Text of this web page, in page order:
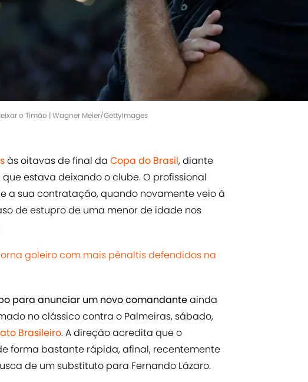
o Timão | Wagner Meier/GettyImages
às oitavas de final da Copa do Brasil, diante
estava deixando o clube. O profissional
a sua contratação, quando novamente veio à
de estupro de uma menor de idade nos
goleiro com mais pênaltis defendidos na
para anunciar um novo comandanteainda
no clássico contra o Palmeiras, sábado,
Brasileiro. A direção acredita que o
forma bastante rápida, afinal, recentemente
de um substituto para Fernando Lázaro.